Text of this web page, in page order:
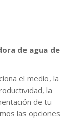
de agua de
el medio, la
la
de tu
las opciones